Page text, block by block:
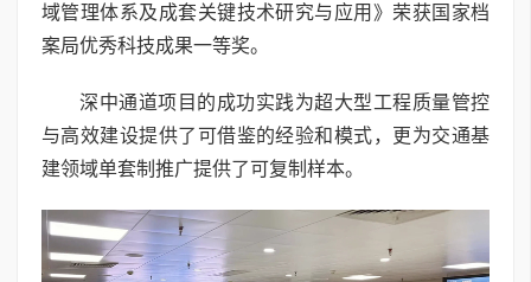
域管理体系及成套关键技术研究与应用》荣获国家档
案局优秀科技成果一等奖。
深中通道项目的成功实践为超大型工程质量管控
与高效建设提供了可借鉴的经验和模式，更为交通基
建领域单套制推广提供了可复制样本。